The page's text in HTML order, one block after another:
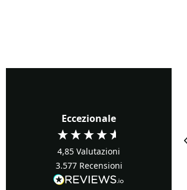
Eccezionale
4,85 Valutazioni
3.577 Recensioni
Verified Customer
Precisi ...buoni prezzi